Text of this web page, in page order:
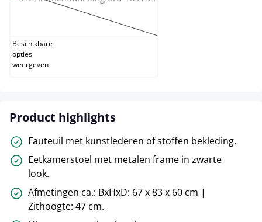
wit
(Deze optie is momenteel niet beschikbaar.)
Beschikbare
opties
weergeven
Product highlights
Fauteuil met kunstlederen of stoffen bekleding.
Eetkamerstoel met metalen frame in zwarte
look.
Afmetingen ca.: BxHxD: 67 x 83 x 60 cm |
Zithoogte: 47 cm.